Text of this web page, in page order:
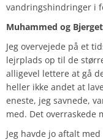
vandringshindringer i
Muhammed og Bjerget
Jeg overvejede på et
lejrplads op til de
alligevel lettere at gå
heller ikke andet at
eneste, jeg savnede,
med. Det overraskede
Jeg havde jo aftalt